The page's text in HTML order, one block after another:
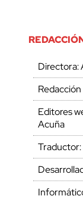
Directora:
Editores
Acuña
Traductor: